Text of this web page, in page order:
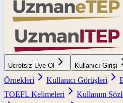
Ücretsiz Üye Ol Kullanıcı Girişi
Örnekleri
Kullanıcı Görüşleri
TOEFL Kelimeleri
Kullanım